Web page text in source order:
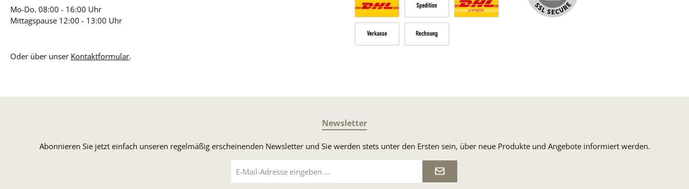
Mo-Do. 08:00 - 16:00 Uhr
Mittagspause 12:00 - 13:00 Uhr
Oder über unser Kontaktformular.
Versandkosten Deutschland normaler Versand Deutsche Post
Sperrgut
Newsletter
Abonnieren Sie jetzt einfach unseren regelmäßig erscheinenden Newsletter und Sie werden stets unter den Ersten sein, über neue Produkte und Angebote informiert werden.
Mail-
Adresse